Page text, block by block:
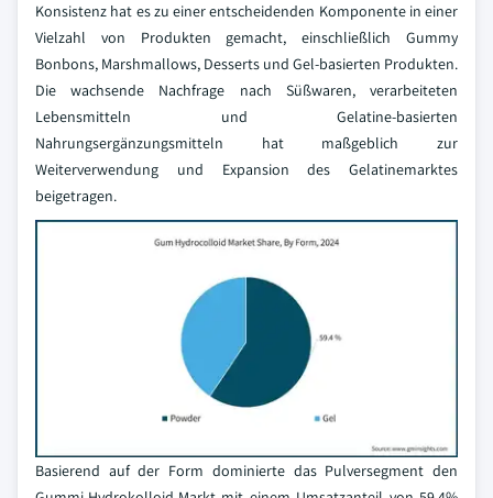
Konsistenz hat es zu einer entscheidenden Komponente in einer
Vielzahl von Produkten gemacht, einschließlich Gummy
Bonbons, Marshmallows, Desserts und Gel-basierten Produkten.
Die wachsende Nachfrage nach Süßwaren, verarbeiteten
Lebensmitteln und Gelatine-basierten
Nahrungsergänzungsmitteln hat maßgeblich zur
Weiterverwendung und Expansion des Gelatinemarktes
beigetragen.
Basierend auf der Form dominierte das Pulversegment den